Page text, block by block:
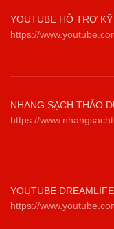
YOUTUBE HỖ TRỢ
https://
NHANG SẠCH THẢO
https://
YOUTUBE DREAMLIFE
https://